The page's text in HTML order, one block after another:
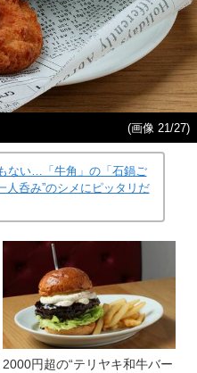
(画像 21/27)
ない…「牛角」の「石鍋ご
人呑み”のシメにピッタリだ
2000円超の“テリヤキ和牛バー